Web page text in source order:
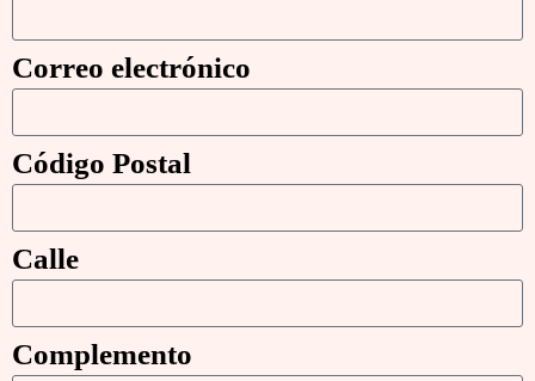
Correo electrónico
Código Postal
Calle
Complemento